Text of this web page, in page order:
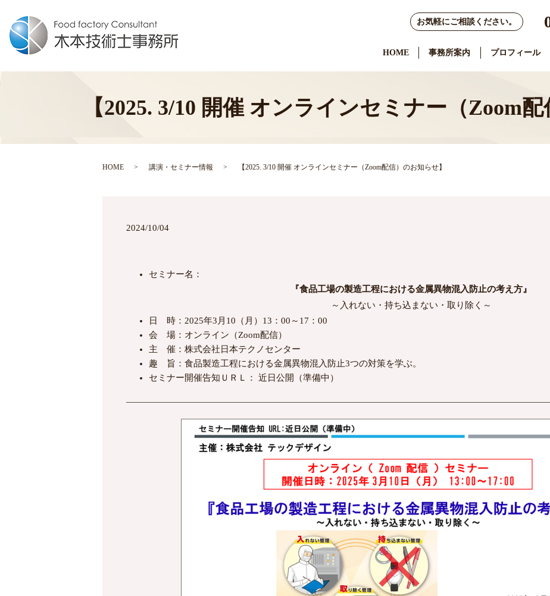
HOME 事務所案内 プロフィール
お気軽にご相談ください。
【2025. 3/10 開催 オンラインセミナー（Zoom配
HOME 講演・セミナー情報 【2025. 3/10 開催 オンラインセミナー（Zoom配信）のお知らせ】
2024/10/04
セミナー名：
『食品工場の製造工程における金属異物混入防止の考え方』
～入れない・持ち込まない・取り除く～
日 時：2025年3月10（月）13：00～17：00
会 場：オンライン（Zoom配信）
主 催：株式会社日本テクノセンター
趣 旨：食品製造工程における金属異物混入防止3つの対策を学ぶ。
セミナー開催告知ＵＲＬ： 近日公開（準備中）